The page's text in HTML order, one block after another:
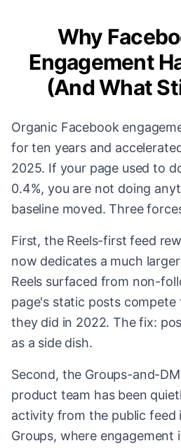
Why
Engagement
(And What
Organic Facebook
for ten years and
2025. If your page used to
0.4%, you are not doing
baseline moved. Three
First, the Reels-first feed
now dedicates a much
Reels surfaced from non-
page's static posts
they did in 2022. The fix:
as a side dish.
Second, the Groups-and-
product team has been
activity from the public feed
Groups, where engagement